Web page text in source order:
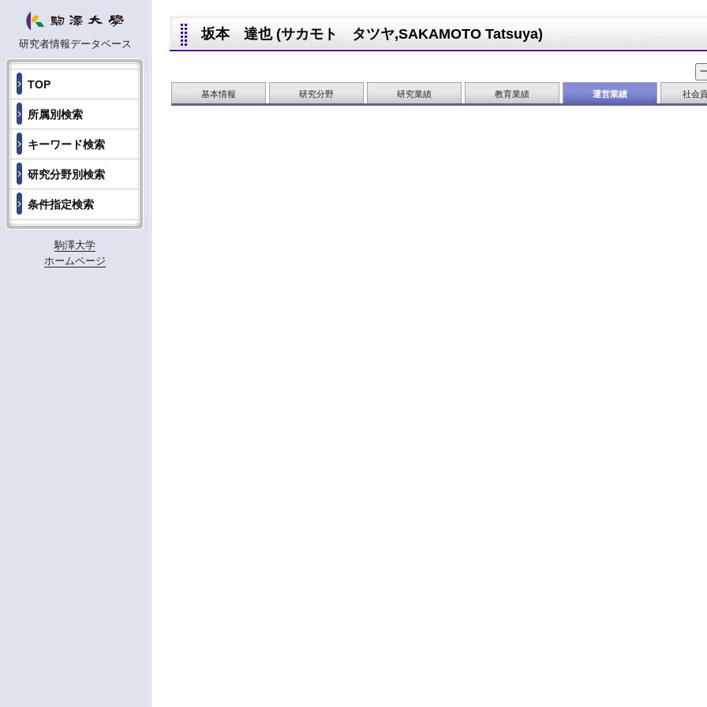
研究者情報データベース
TOP
所属別検索
キーワード検索
研究分野別検索
条件指定検索
駒澤大学
ホームページ
坂本 達也 (サカモト タツヤ,SAKAMOTO Tatsuya)
基本情報 研究分野 研究業績 教育業績 運営業績 社会